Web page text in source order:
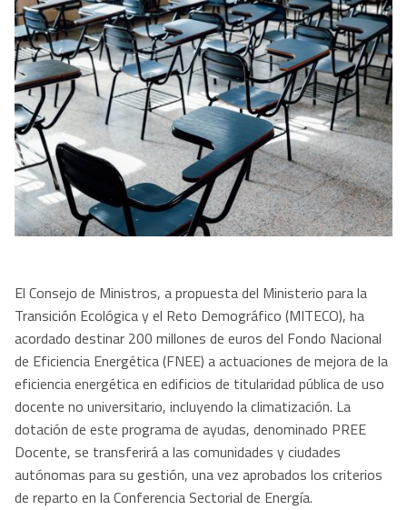
El Consejo de Ministros, a propuesta del Ministerio para la
Transición Ecológica y el Reto Demográfico (MITECO), ha
acordado destinar 200 millones de euros del Fondo Nacional
de Eficiencia Energética (FNEE) a actuaciones de mejora de la
eficiencia energética en edificios de titularidad pública de uso
docente no universitario, incluyendo la climatización. La
dotación de este programa de ayudas, denominado PREE
Docente, se transferirá a las comunidades y ciudades
autónomas para su gestión, una vez aprobados los criterios
de reparto en la Conferencia Sectorial de Energía.